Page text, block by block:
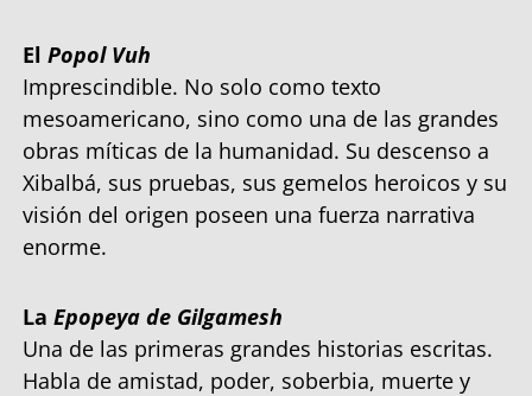
El Popol Vuh
Imprescindible. No solo como texto
mesoamericano, sino como una de las grandes
obras míticas de la humanidad. Su descenso a
Xibalbá, sus pruebas, sus gemelos heroicos y su
visión del origen poseen una fuerza narrativa
enorme.
La Epopeya de Gilgamesh
Una de las primeras grandes historias escritas.
Habla de amistad, poder, soberbia, muerte y